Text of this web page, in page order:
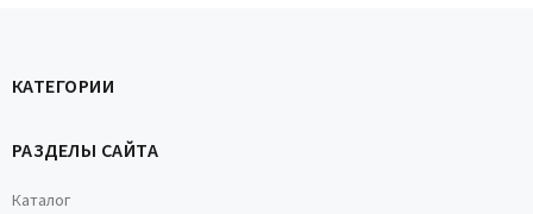
КАТЕГОРИИ
РАЗДЕЛЫ САЙТА
Каталог